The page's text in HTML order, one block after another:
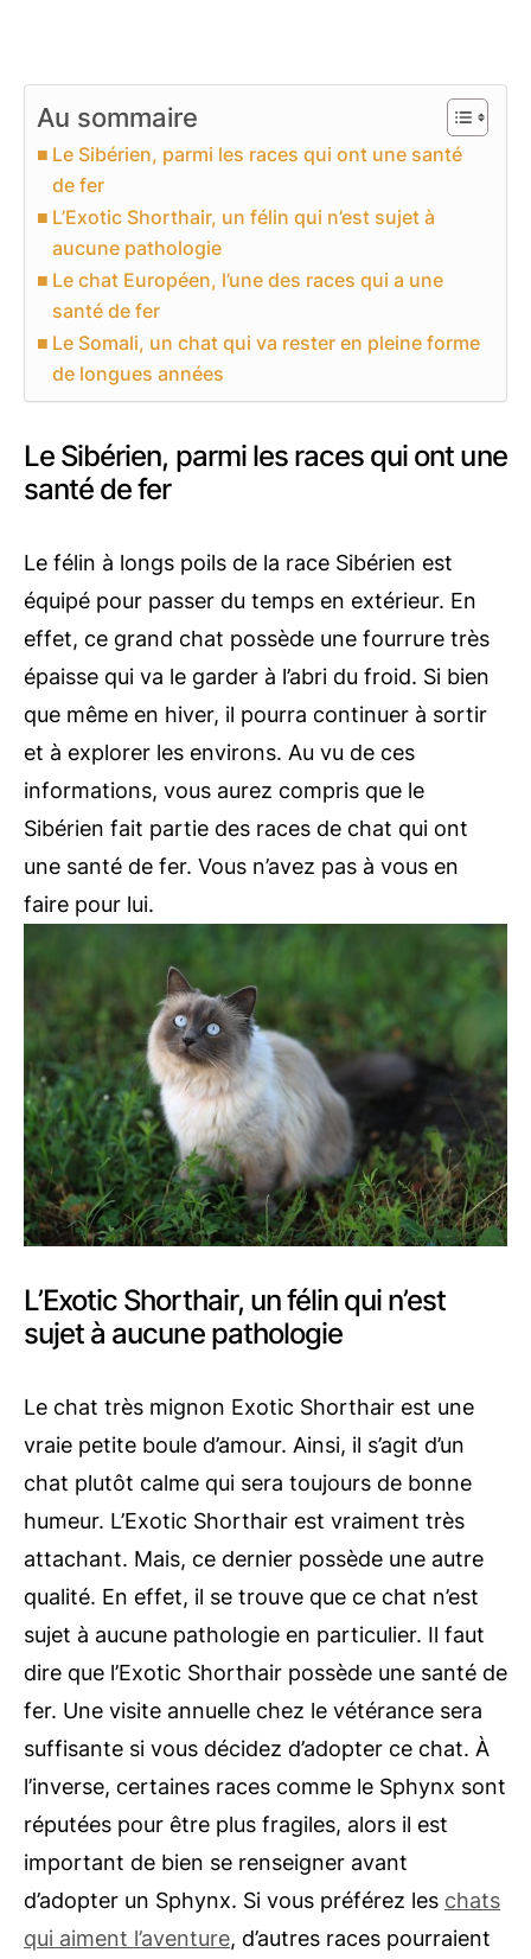
Au sommaire
Le Sibérien, parmi les races qui ont une santé
de fer
L’Exotic Shorthair, un félin qui n’est sujet à
aucune pathologie
Le chat Européen, l’une des races qui a une
santé de fer
Le Somali, un chat qui va rester en pleine forme
de longues années
Le Sibérien, parmi les races qui ont une
santé de fer
Le félin à longs poils de la race Sibérien est
équipé pour passer du temps en extérieur. En
effet, ce grand chat possède une fourrure très
épaisse qui va le garder à l’abri du froid. Si bien
que même en hiver, il pourra continuer à sortir
et à explorer les environs. Au vu de ces
informations, vous aurez compris que le
Sibérien fait partie des races de chat qui ont
une santé de fer. Vous n’avez pas à vous en
faire pour lui.
L’Exotic Shorthair, un félin qui n’est
sujet à aucune pathologie
Le chat très mignon Exotic Shorthair est une
vraie petite boule d’amour. Ainsi, il s’agit d’un
chat plutôt calme qui sera toujours de bonne
humeur. L’Exotic Shorthair est vraiment très
attachant. Mais, ce dernier possède une autre
qualité. En effet, il se trouve que ce chat n’est
sujet à aucune pathologie en particulier. Il faut
dire que l’Exotic Shorthair possède une santé de
fer. Une visite annuelle chez le vétérance sera
suffisante si vous décidez d’adopter ce chat. À
l’inverse, certaines races comme le Sphynx sont
réputées pour être plus fragiles, alors il est
important de bien se renseigner avant
d’adopter un Sphynx. Si vous préférez les chats
qui aiment l’aventure, d’autres races pourraient